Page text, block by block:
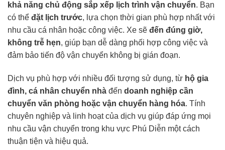
khả năng chủ động sắp xếp lịch trình vận chuyển. Bạn
có thể đặt lịch trước, lựa chọn thời gian phù hợp nhất với
nhu cầu cá nhân hoặc công việc. Xe sẽ đến đúng giờ,
không trễ hẹn, giúp bạn dễ dàng phối hợp công việc và
đảm bảo tiến độ vận chuyển không bị gián đoạn.
Dịch vụ phù hợp với nhiều đối tượng sử dụng, từ hộ gia
đình, cá nhân chuyển nhà đến doanh nghiệp cần
chuyển văn phòng hoặc vận chuyển hàng hóa. Tính
chuyên nghiệp và linh hoạt của dịch vụ giúp đáp ứng mọi
nhu cầu vận chuyển trong khu vực Phú Diễn một cách
thuận tiện và hiệu quả.